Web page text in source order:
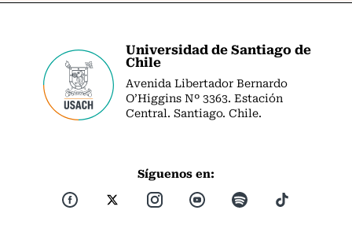
Universidad de Santiago de
Chile
Avenida Libertador Bernardo
O’Higgins Nº 3363. Estación
Central. Santiago. Chile.
Síguenos en: